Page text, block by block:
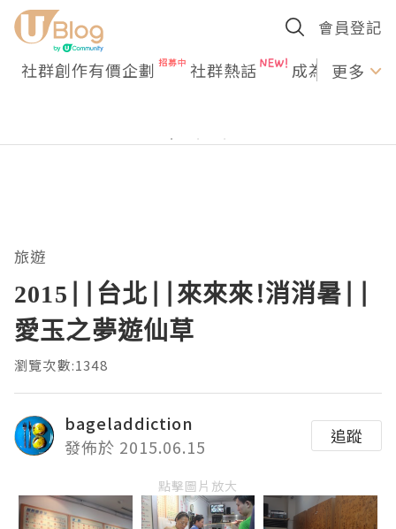
會員登記
社群創作有價企劃 社群熱話 成為U更多
旅遊
2015||台北||來來來!消消暑||
愛玉之夢遊仙草
瀏覽次數:1348
bageladdiction
發佈於 2015.06.15
追蹤
點擊圖片放大